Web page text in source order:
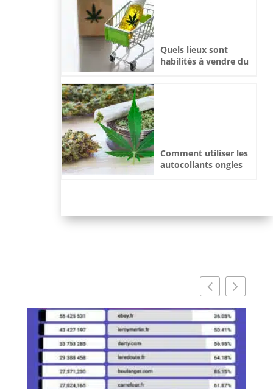
Quels lieux sont
habilités à vendre du
Comment utiliser les
autocollants ongles